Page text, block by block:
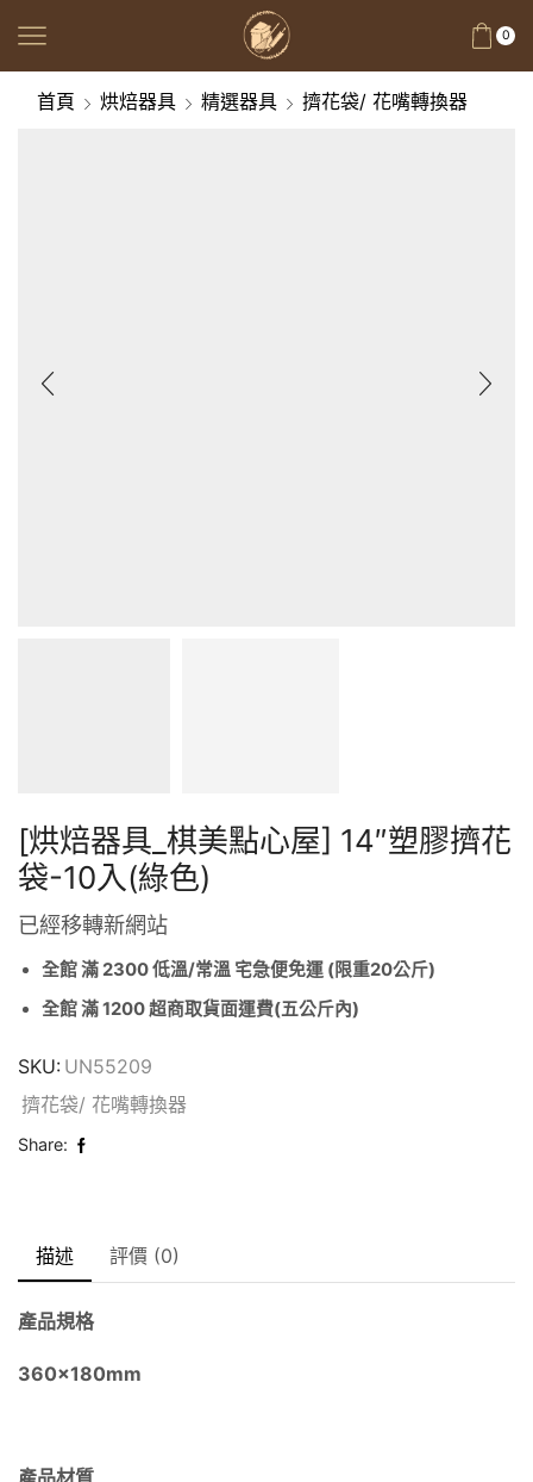
0
首頁 烘焙器具 精選器具 擠花袋/ 花嘴轉換器
[烘焙器具_棋美點心屋] 14″塑膠擠花
袋-10入(綠色)
已經移轉新網站
全館 滿 2300 低溫/常溫 宅急便免運 (限重20公斤)
全館 滿 1200 超商取貨面運費(五公斤內)
SKU: UN55209
擠花袋/ 花嘴轉換器
Share:
描述 評價 (0)
產品規格
360x180mm